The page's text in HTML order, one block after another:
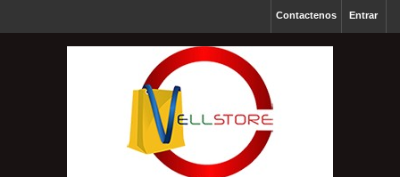
Entrar
Contactenos